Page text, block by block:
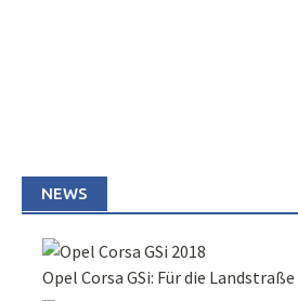
NEWS
Opel Corsa GSi: Für die